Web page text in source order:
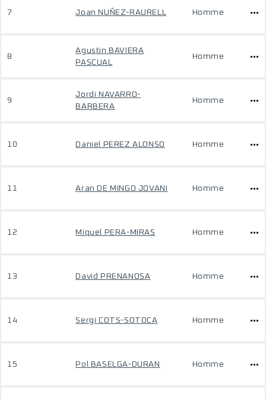
7 Joan NUÑEZ-RAURELL Homme
8
Agustin BAVIERA
PASCUAL
Homme
9
Jordi NAVARRO-
BARBERA
Homme
10 Daniel PEREZ ALONSO Homme
11 Aran DE MINGO JOVANI Homme
12 Miquel PERA-MIRAS Homme
13 David PRENANOSA Homme
14 Sergi COTS-SOTOCA Homme
15 Pol BASELGA-DURAN Homme